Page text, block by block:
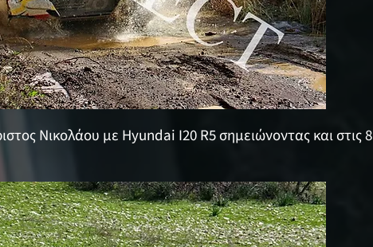
Νικολάου με Hyundai Ι20 R5 σημειώνοντας και στις 8